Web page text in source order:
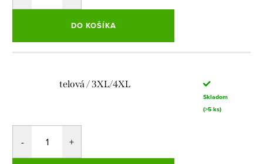
DO KOŠÍKA
telová / 3XL/4XL
Skladom
(>5 ks)